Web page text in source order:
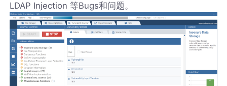
LDAP Injection 等Bugs和问题。